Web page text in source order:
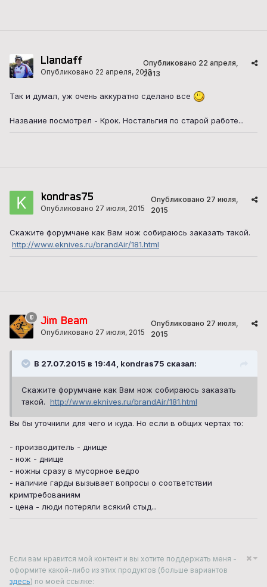
Llandaff
Опубликовано 22 апреля, 2013
Опубликовано 22 апреля,
2013
Так и думал, уж очень аккуратно сделано все
Название посмотрел - Крок. Ностальгия по старой работе...
kondras75
Опубликовано 27 июля, 2015
Опубликовано 27 июля,
2015
Скажите форумчане как Вам нож собираюсь заказать такой.
http://www.eknives.ru/brandAir/181.html
Jim Beam
Опубликовано 27 июля, 2015
Опубликовано 27 июля,
2015
В 27.07.2015 в 19:44, kondras75 сказал:
Скажите форумчане как Вам нож собираюсь заказать
такой. http://www.eknives.ru/brandAir/181.html
Вы бы уточнили для чего и куда. Но если в общих чертах то:
- производитель - днище
- нож - днище
- ножны сразу в мусорное ведро
- наличие гарды вызывает вопросы о соответствии
кримтребованиям
- цена - люди потеряли всякий стыд...
Если вам нравится мой контент и вы хотите поддержать меня -
оформите какой-либо из этих продуктов (больше вариантов
здесь) по моей ссылке: